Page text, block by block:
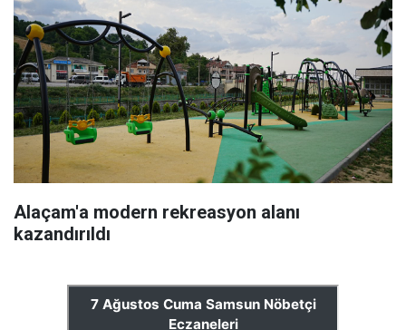
Alaçam'a modern rekreasyon alanı
kazandırıldı